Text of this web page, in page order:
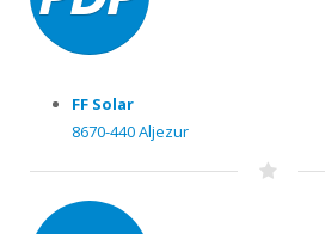
FF Solar
8670-440 Aljezur